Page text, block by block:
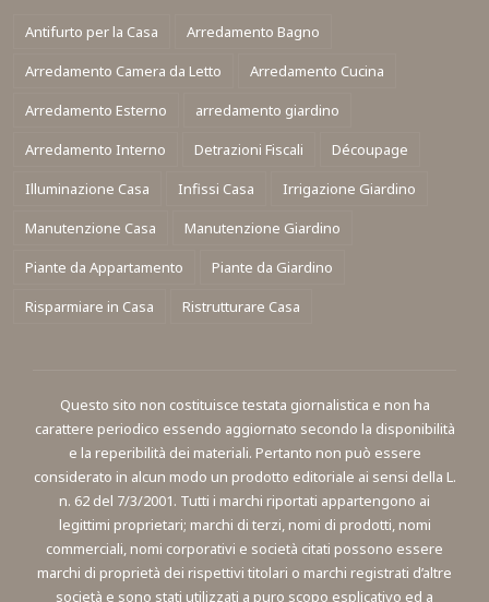
Antifurto per la Casa
Arredamento Bagno
Arredamento Camera da Letto
Arredamento Cucina
Arredamento Esterno
arredamento giardino
Arredamento Interno
Detrazioni Fiscali
Découpage
Illuminazione Casa
Infissi Casa
Irrigazione Giardino
Manutenzione Casa
Manutenzione Giardino
Piante da Appartamento
Piante da Giardino
Risparmiare in Casa
Ristrutturare Casa
Questo sito non costituisce testata giornalistica e non ha
carattere periodico essendo aggiornato secondo la disponibilità
e la reperibilità dei materiali. Pertanto non può essere
considerato in alcun modo un prodotto editoriale ai sensi della L.
n. 62 del 7/3/2001. Tutti i marchi riportati appartengono ai
legittimi proprietari; marchi di terzi, nomi di prodotti, nomi
commerciali, nomi corporativi e società citati possono essere
marchi di proprietà dei rispettivi titolari o marchi registrati d’altre
società e sono stati utilizzati a puro scopo esplicativo ed a